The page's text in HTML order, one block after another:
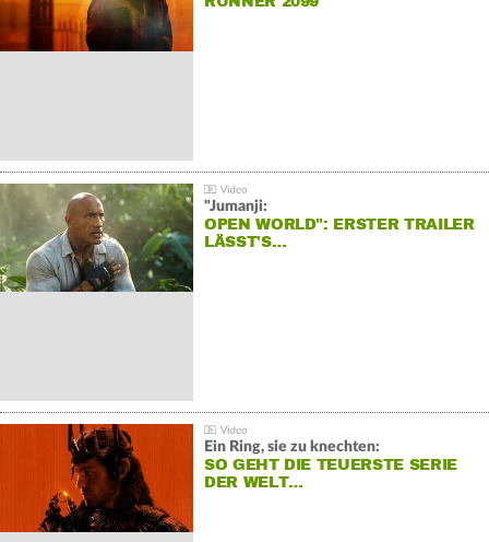
"Jumanji:
OPEN WORLD": ERSTER TRAILER
LÄSST'S…
Ein Ring, sie zu knechten:
SO GEHT DIE TEUERSTE SERIE
DER WELT…